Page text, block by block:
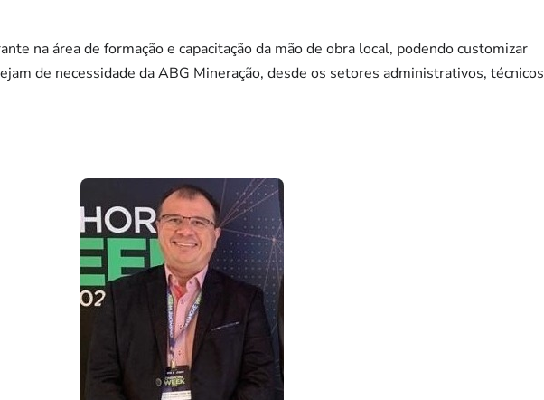
na área de formação e capacitação da mão de obra local, podendo customizar
de necessidade da ABG Mineração, desde os setores administrativos, técnicos